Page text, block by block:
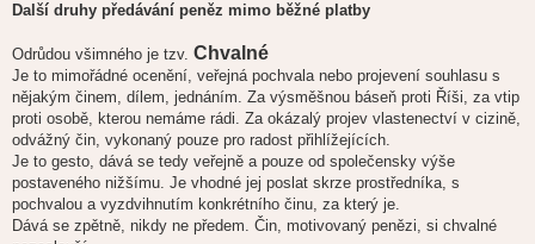
Další druhy předávání peněz mimo běžné platby
Odrůdou všimného je tzv. Chvalné
Je to mimořádné ocenění, veřejná pochvala nebo projevení souhlasu s
nějakým činem, dílem, jednáním. Za výsměšnou báseň proti Říši, za vtip
proti osobě, kterou nemáme rádi. Za okázalý projev vlastenectví v cizině,
odvážný čin, vykonaný pouze pro radost přihlížejících.
Je to gesto, dává se tedy veřejně a pouze od společensky výše
postaveného nižšímu. Je vhodné jej poslat skrze prostředníka, s
pochvalou a vyzdvihnutím konkrétního činu, za který je.
Dává se zpětně, nikdy ne předem. Čin, motivovaný penězi, si chvalné